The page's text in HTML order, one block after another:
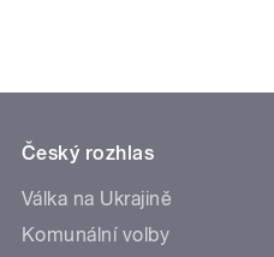
Český rozhlas
Válka na Ukrajině
Komunální volby